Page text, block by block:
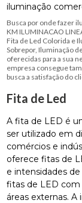
iluminação
Busca por onde fazer
KM ILUMINACAO
Fita de Led Colorida e
Sobrepor, Iluminação
oferecidas para a sua
empresa consegue
busca a satisfação do
Fita de Led
A fita de LED é
ser utilizado em
comércios e
oferece fitas de
e intensidades
fitas de LED com
áreas externas.